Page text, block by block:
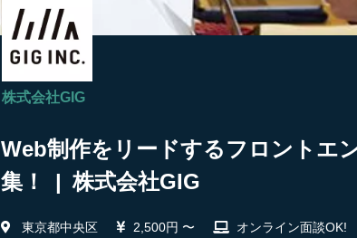
株式会社GIG
Web制作をリードするフロントエ
集！ | 株式会社GIG
東京都中央区 2,500円 〜 オンライン面談OK!